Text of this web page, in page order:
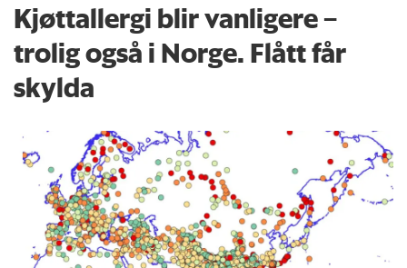
Kjøttallergi blir vanligere –
trolig også i Norge. Flått får
skylda